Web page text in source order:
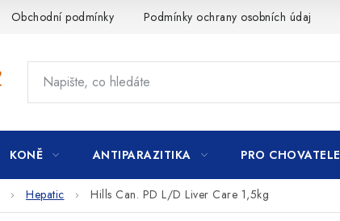
Obchodní podmínky Podmínky ochrany osobních údajů
KONĚ ANTIPARAZITIKA PRO CHOVATELE
Hepatic Hills Can. PD L/D Liver Care 1,5kg